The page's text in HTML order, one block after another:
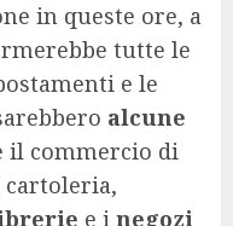
in queste ore, a
tutte le
e le
alcune
il commercio di
cartoleria,
e i negozi